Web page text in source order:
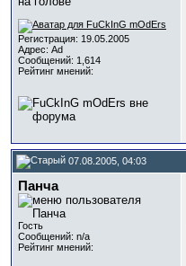
Регистрация: 19.05.2005
Адрес: Ad
Сообщений: 1,614
Рейтинг мнений:
07.08.2005, 04:03
Панча
Гость
Сообщений: n/a
Рейтинг мнений: